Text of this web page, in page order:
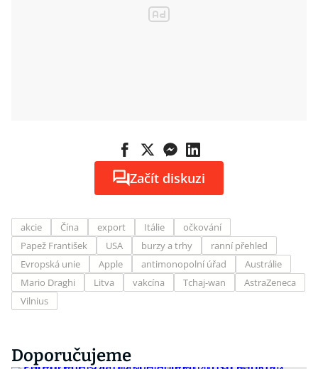
Začít diskuzi
akcie Čína export Itálie
očkování
Papež František
USA burzy a trhy
ranní přehled
Evropská unie
Apple antimonopolní úřad
Austrálie
Mario Draghi
Litva vakcína Tchaj-wan
AstraZeneca
Vilnius
Doporučujeme